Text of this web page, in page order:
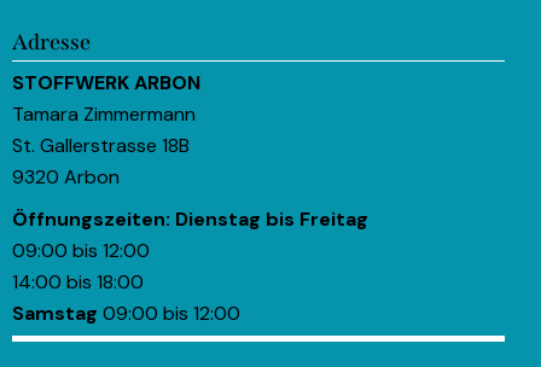
Adresse
STOFFWERK ARBON
Tamara Zimmermann
St. Gallerstrasse 18B
9320 Arbon
Öffnungszeiten: Dienstag bis Freitag
09:00 bis 12:00
14:00 bis 18:00
Samstag 09:00 bis 12:00